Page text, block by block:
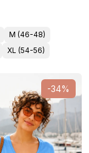
M (46-48)
XL (54-56)
-34%